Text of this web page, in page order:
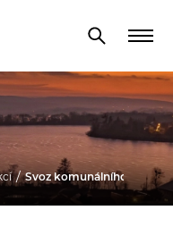
Svoz komunálního odpadu